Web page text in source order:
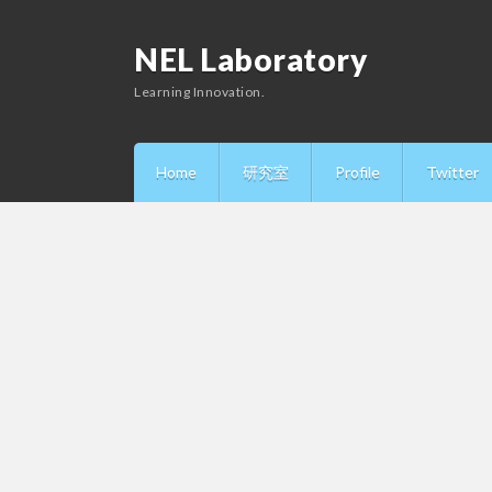
NEL Laboratory
Learning Innovation.
Home 研究室 Profile Twitter